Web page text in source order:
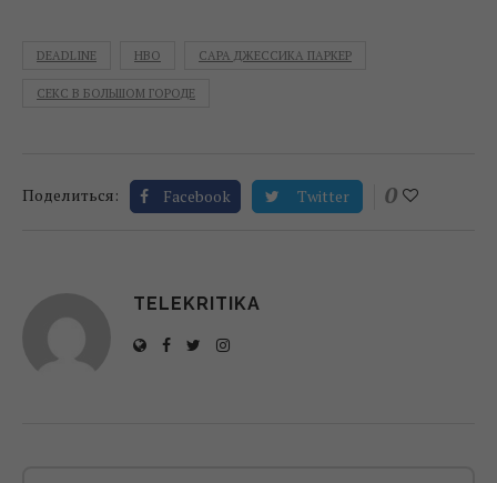
DEADLINE HBO САРА ДЖЕССИКА ПАРКЕР
СЕКС В БОЛЬШОМ ГОРОДЕ
Поделиться: Facebook Twitter 0
TELEKRITIKA